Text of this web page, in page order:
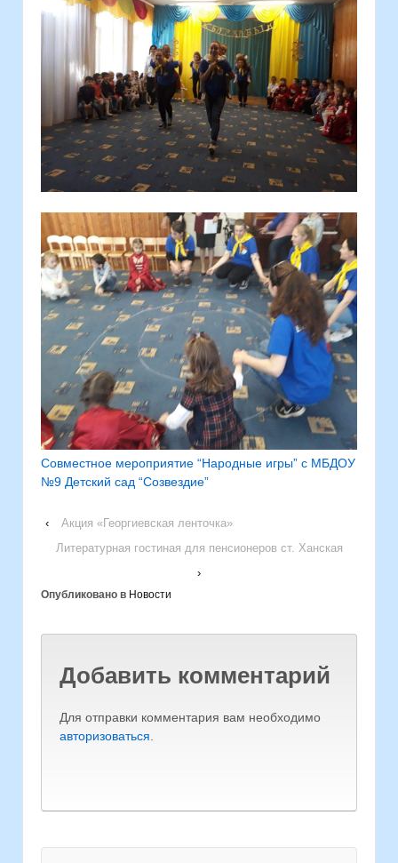
Совместное мероприятие “Народные игры” с МБДОУ
№9 Детский сад “Созвездие”
‹
Акция «Георгиевская ленточка»
Литературная гостиная для пенсионеров ст. Ханская
›
Опубликовано в Новости
Добавить комментарий
Для отправки комментария вам необходимо
авторизоваться